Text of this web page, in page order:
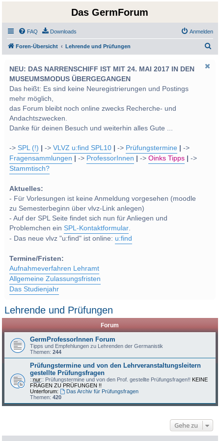
Das GermForum
FAQ Downloads Anmelden
Foren-Übersicht Lehrende und Prüfungen
NEU: DAS NARRENSCHIFF IST MIT 24. MAI 2017 IN DEN
MUSEUMSMODUS ÜBERGEGANGEN
Das heißt: Es sind keine Neuregistrierungen und Postings
mehr möglich,
das Forum bleibt noch online zwecks Recherche- und
Andachtszwecken.
Danke für deinen Besuch und weiterhin alles Gute ...
->SPL (!) ->VLVZ u:find SPL10 -> Prüfungstermine
->
Fragensammlungen
-> ProfessorInnen ->Oinks Tipps
->
Stammtisch?
Aktuelles:
- Für Vorlesungen ist keine Anmeldung vorgesehen (moodle
zu Semesterbeginn über vlvz-Link anlegen)
- Auf der SPL Seite findet sich nun für Anliegen und
Problemchen einSPL-Kontaktformular.
- Das neue vlvz "u:find" ist online: u:find
Termine/Fristen:
Aufnahmeverfahren Lehramt
Allgemeine Zulassungsfristen
Das Studienjahr
Lehrende und Prüfungen
Forum
GermProfessorInnen Forum
Tipps und Empfehlungen zu Lehrenden der Germanistik
Themen:244
Prüfungstermine und von den Lehrveranstaltungsleitern
gestellte Prüfungsfragen
::nur:: Prüfungstermine und von den Prof. gestellte Prüfungsfragen!! KEINE
FRAGEN ZU PRÜFUNGEN !!
Unterforum:
Das Archiv für Prüfungsfragen
Themen:420
Gehe zu